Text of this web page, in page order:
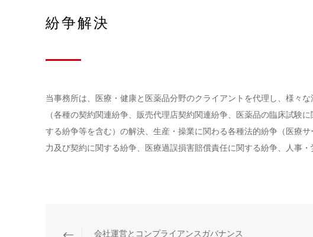
紛争解決
当事務所は、医療・健康と医薬品分野のクライアントを代理し、様々
（各種の契約関連紛争、販売代理店契約関連紛争、医薬品の臨床試験
する紛争等を含む）の解決、生産・操業に関わる各種法的紛争（医療
力及び契約に関する紛争、医療過誤損害賠償責任に関する紛争、人事
会社運営とコンプライアンスガバナンス